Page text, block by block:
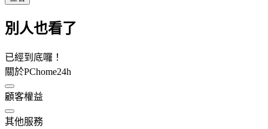
別人也看了
已經到底囉！
關於PChome24h
顧客權益
其他服務